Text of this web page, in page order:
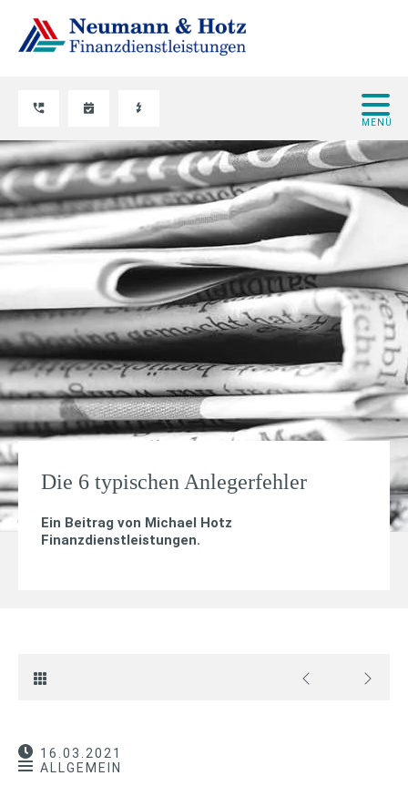
Die 6 typischen Anlegerfehler
Ein Beitrag von Michael Hotz
Finanzdienstleistungen.
16.03.2021
ALLGEMEIN